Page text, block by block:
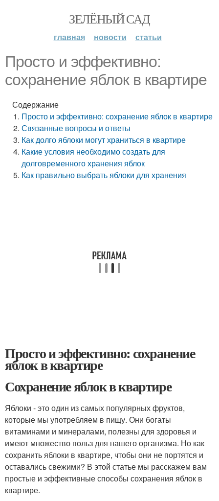
ЗЕЛЁНЫЙ САД
главная новости статьи
Просто и эффективно:
сохранение яблок в квартире
Содержание
Просто и эффективно: сохранение яблок в квартире
Связанные вопросы и ответы
Как долго яблоки могут храниться в квартире
Какие условия необходимо создать для
долговременного хранения яблок
Как правильно выбрать яблоки для хранения
Просто и эффективно: сохранение
яблок в квартире
Сохранение яблок в квартире
Яблоки - это один из самых популярных фруктов,
которые мы употребляем в пищу. Они богаты
витаминами и минералами, полезны для здоровья и
имеют множество польз для нашего организма. Но как
сохранить яблоки в квартире, чтобы они не портятся и
оставались свежими? В этой статье мы расскажем вам
простые и эффективные способы сохранения яблок в
квартире.